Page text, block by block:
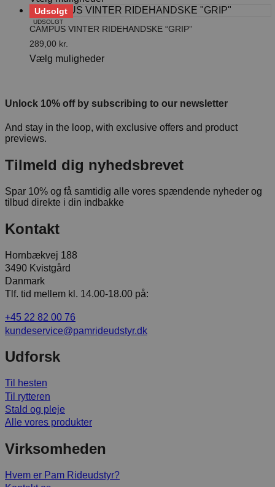
vælges
på
vare
flere
Udsolgt
UDSOLGT
CAMPUS VINTER RIDEHANDSKE “GRIP”
289,00 kr.
Vælg mulighederDette
varianter.
kan
Unlock 10% off by subscribing to our newsletter
And stay in the loop, with exclusive offers and product
previews.
Tilmeld dig nyhedsbrevet
Spar 10% og få samtidig alle vores spændende nyheder og
tilbud direkte i din indbakke
Kontakt
Hornbækvej 188
3490 Kvistgård
Danmark
Tlf. tid mellem kl. 14.00-18.00 på:
+45 22 82 00 76
kundeservice@pamrideudstyr.dk
Udforsk
Til hesten
Til rytteren
Stald og pleje
Alle vores produkter
Virksomheden
Hvem er Pam Rideudstyr?